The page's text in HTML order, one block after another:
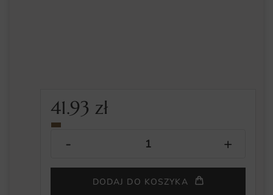
41.93zł
DODAJ DO KOSZYKA